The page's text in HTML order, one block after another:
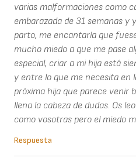
varias malformaciones como
embarazada de 31 semanas y
parto, me encantaría que
mucho miedo a que me pase
especial, criar a mi hija está
y entre lo que me necesita en
próxima hija que parece venir
llena la cabeza de dudas. Os
como vosotras pero el miedo
Respuesta